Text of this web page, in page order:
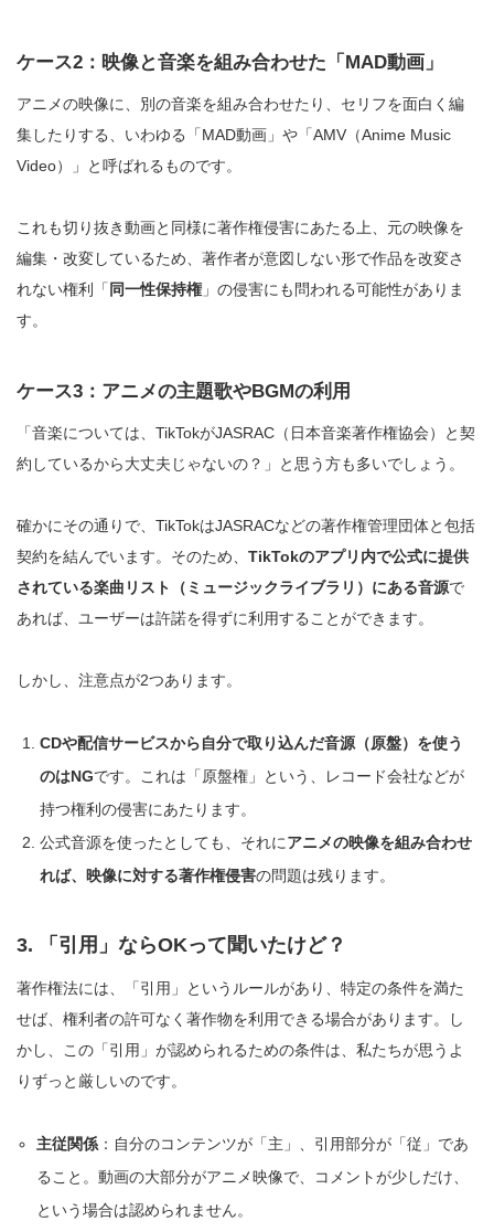
ケース2：映像と音楽を組み合わせた「MAD動画」
アニメの映像に、別の音楽を組み合わせたり、セリフを面白く編
集したりする、いわゆる「MAD動画」や「AMV（Anime Music
Video）」と呼ばれるものです。
これも切り抜き動画と同様に著作権侵害にあたる上、元の映像を
編集・改変しているため、著作者が意図しない形で作品を改変さ
れない権利「 同一性保持権 」の侵害にも問われる可能性がありま
す。
ケース3：アニメの主題歌やBGMの利用
「音楽については、TikTokがJASRAC（日本音楽著作権協会）と契
約しているから大丈夫じゃないの？」と思う方も多いでしょう。
確かにその通りで、TikTokはJASRACなどの著作権管理団体と包括
契約を結んでいます。そのため、 TikTokのアプリ内で公式に提供
されている楽曲リスト（ミュージックライブラリ）にある音源で
あれば、ユーザーは許諾を得ずに利用することができます。
しかし、注意点が2つあります。
CDや配信サービスから自分で取り込んだ音源（原盤）を使う
のはNGです。これは「原盤権」という、レコード会社などが
持つ権利の侵害にあたります。
公式音源を使ったとしても、それにアニメの映像を組み合わせ
れば、映像に対する著作権侵害の問題は残ります。
3. 「引用」ならOKって聞いたけど？
著作権法には、「引用」というルールがあり、特定の条件を満た
せば、権利者の許可なく著作物を利用できる場合があります。し
かし、この「引用」が認められるための条件は、私たちが思うよ
りずっと厳しいのです。
主従関係 ：自分のコンテンツが「主」、引用部分が「従」であ
ること。動画の大部分がアニメ映像で、コメントが少しだけ、
という場合は認められません。